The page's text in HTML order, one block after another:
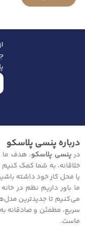
درباره پنسی پلاسکو
درپنسی پلاسکو، هدف ما
خلاقانه، به شما کمک
یا محل کار خود داشته
ما باور داریم نظم در
می‌کنیم تا جدیدترین
سریع، مطمئن و صادقانه
ماست.